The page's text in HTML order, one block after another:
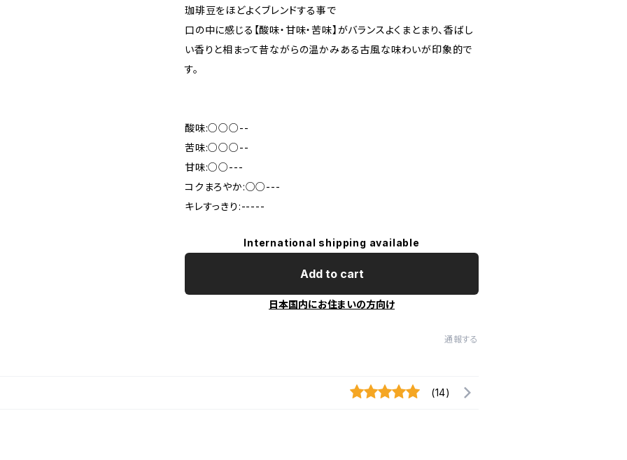
珈琲豆をほどよくブレンドする事で
口の中に感じる【酸味・甘味・苦味】がバランスよくまとまり、香ばし
い香りと相まって昔ながらの温かみある古風な味わいが印象的で
す。
酸味:○○○--
苦味:○○○--
甘味:○○---
コクまろやか:○○---
キレすっきり:-----
International shipping available
Add to cart
日本国内にお住まいの方向け
通報する
(14)